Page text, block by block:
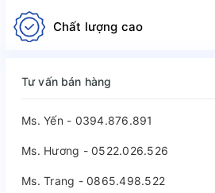
Chất lượng cao
Tư vấn bán hàng
Ms. Yến - 0394.876.891
Ms. Hương - 0522.026.526
Ms. Trang - 0865.498.522